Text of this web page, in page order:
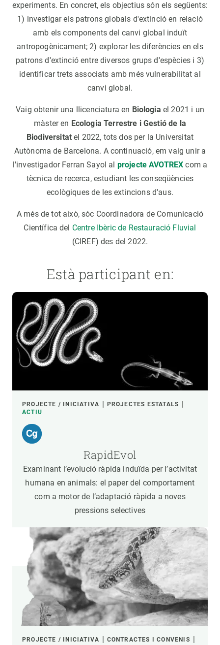
experiments. En concret, els objectius són els següents:
1) investigar els patrons globals d'extinció en relació
amb els components del canvi global induït
antropogènicament; 2) explorar les diferències en els
patrons d'extinció entre diversos grups d'espècies i 3)
identificar trets associats amb més vulnerabilitat al
canvi global.
Vaig obtenir una llicenciatura en Biologia el 2021 i un
màster en Ecologia Terrestre i Gestió de la
Biodiversitat el 2022, tots dos per la Universitat
Autònoma de Barcelona. A continuació, em vaig unir a
l'investigador Ferran Sayol al projecte AVOTREX com a
tècnica de recerca, estudiant les conseqüències
ecològiques de les extincions d'aus.
A més de tot això, sóc Coordinadora de Comunicació
Científica del Centre Ibèric de Restauració Fluvial
(CIREF) des del 2022.
Està participant en:
PROJECTE / INICIATIVA
PROJECTES ESTATALS
ACTIU
RapidEvol
Examinant l’evolució ràpida induïda per l’activitat
humana en animals: el paper del comportament
com a motor de l’adaptació ràpida a noves
pressions selectives
PROJECTE / INICIATIVA
CONTRACTES I CONVENIS